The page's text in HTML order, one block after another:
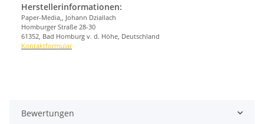
Herstellerinformationen:
Paper-Media,, Johann Dziallach
Homburger Straße 28-30
61352, Bad Homburg v. d. Höhe, Deutschland
Kontaktformular
Bewertungen